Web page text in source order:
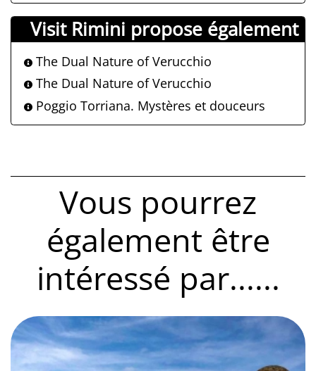
Visit Rimini propose également
The Dual Nature of Verucchio
The Dual Nature of Verucchio
Poggio Torriana. Mystères et douceurs
Vous pourrez
également être
intéressé par......